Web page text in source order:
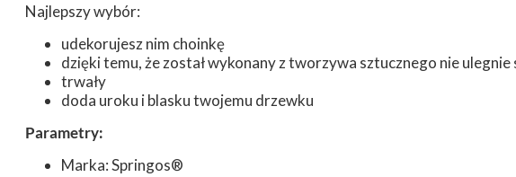
Najlepszy wybór:
udekorujesz nim choinkę
dzięki temu, że został wykonany z tworzywa sztucznego nie ulegnie
trwały
doda uroku i blasku twojemu drzewku
Parametry:
Marka: Springos®